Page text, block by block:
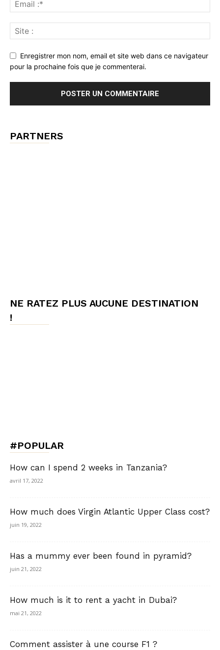
Enregistrer mon nom, email et site web dans ce navigateur
pour la prochaine fois que je commenterai.
PARTNERS
NE RATEZ PLUS AUCUNE DESTINATION
!
#POPULAR
How can I spend 2 weeks in Tanzania?
avril 17, 2022
How much does Virgin Atlantic Upper Class cost?
juin 19, 2022
Has a mummy ever been found in pyramid?
juin 21, 2022
How much is it to rent a yacht in Dubai?
mai 21, 2022
Comment assister à une course F1 ?